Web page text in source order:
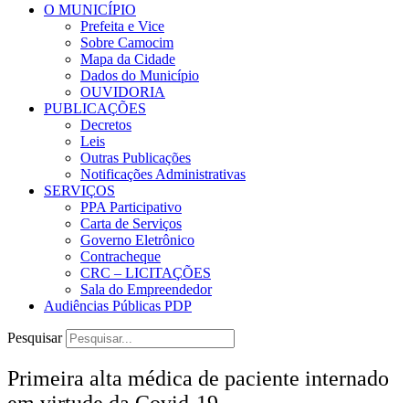
O MUNICÍPIO
Prefeita e Vice
Sobre Camocim
Mapa da Cidade
Dados do Município
OUVIDORIA
PUBLICAÇÕES
Decretos
Leis
Outras Publicações
Notificações Administrativas
SERVIÇOS
PPA Participativo
Carta de Serviços
Governo Eletrônico
Contracheque
CRC – LICITAÇÕES
Sala do Empreendedor
Audiências Públicas PDP
Pesquisar
Primeira alta médica de paciente internado